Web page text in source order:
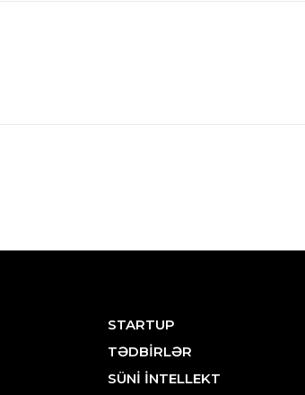
STARTUP
TƏDBİRLƏR
SÜNİ İNTELLEKT